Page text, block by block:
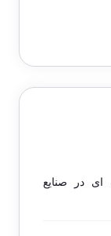
ای در صنایع